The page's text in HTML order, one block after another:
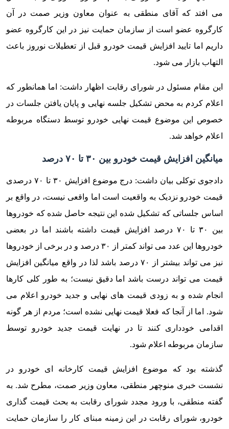
می افتد که آقای منطقی به عنوان معاون وزیر صمت در آن
کارگروه عضو است از سازمان حمایت نیز در این کارگروه عضو
داریم اما تایید افزایش قیمت خودرو قبل از تعطیلات نوروز باعث
التهاب بازار می شود.
این مقام مسئول در شورای رقابت اظهار داشت: اما همانطور که
اعلام کردم به محض تشکیل جلسه نهایی و پایان یافتن جلسات در
خصوص این موضوع قیمت نهایی خودرو توسط دستگاه مربوطه
اعلام خواهد شد.
میانگین افزایش قیمت خودرو بین ۳۰ تا ۷۰ درصد
دادجوی توکلی بیان داشت: درج موضوع افزایش ۳۰ تا ۷۰ درصدی
قیمت خودرو نزدیک به واقعیت است اما واقعی نیست، در واقع بر
اساس جلساتی که تشکیل شده این نتیجه حاصل شده که خودروها
بین ۳۰ تا ۷۰ درصد افزایش قیمت داشته باشند اما در بعضی
خودروها این عدد می تواند کمتر از ۳۰ درصد و در برخی از خودروها
نیز می تواند بیشتر از ۷۰ درصد باشد لذا در واقع میانگین افزایش
قیمت می تواند درست باشد اما دقیق نیست؛ به طور کلی کارها
انجام شده و به زودی قیمت های نهایی و جدید خودرو اعلام می
شود. اما از آنجا که فعلا قیمت نهایی نشده است؛ مردم از هر گونه
اقدامی خودداری کنند تا در نهایت قیمت جدید خودرو توسط
سازمان مربوطه اعلام شود.
گذشته بود که موضوع افزایش قیمت کارخانه ای خودرو در
نشست خبری منوچهر منطقی، معاون وزیر صمت، مطرح شد. به
گفته منطقی، با ورود مجدد شورای رقابت به بحث قیمت گذاری
خودرو، شورای رقابت در این زمینه مبنای کار را سازمان حمایت